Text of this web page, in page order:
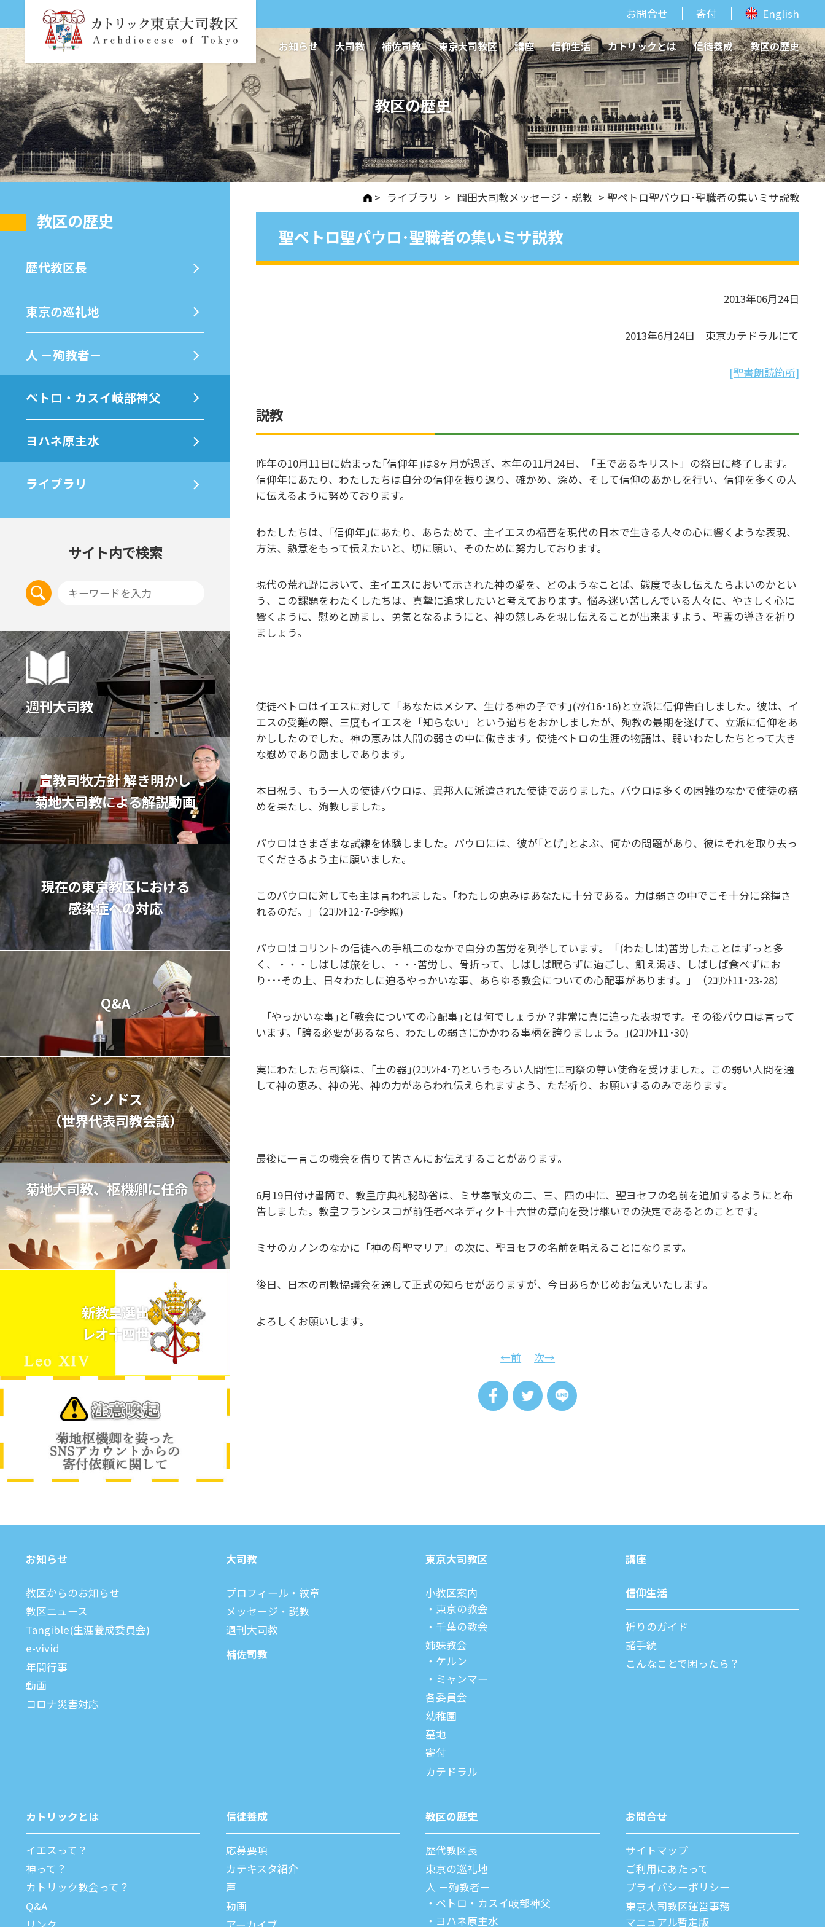
お問合せ 寄付 English
お知らせ 大司教 補佐司教 東京大司教区 講座 信仰生活 カトリックとは 信徒養成 教区の歴史
教区の歴史
> ライブラリ > 岡田大司教メッセージ・説教 > 聖ペトロ聖パウロ･聖職者の集いミサ説教
聖ペトロ聖パウロ･聖職者の集いミサ説教
2013年06月24日
2013年6月24日 東京カテドラルにて
[聖書朗読箇所]
説教
昨年の10月11日に始まった｢信仰年｣は8ヶ月が過ぎ、本年の11月24日、「王であるキリスト」の祭日に終了します。
信仰年にあたり、わたしたちは自分の信仰を振り返り、確かめ、深め、そして信仰のあかしを行い、信仰を多くの人
に伝えるように努めております。
わたしたちは、｢信仰年｣にあたり、あらためて、主イエスの福音を現代の日本で生きる人々の心に響くような表現、
方法、熱意をもって伝えたいと、切に願い、そのために努力しております。
現代の荒れ野において、主イエスにおいて示された神の愛を、どのようなことば、態度で表し伝えたらよいのかとい
う、この課題をわたくしたちは、真摯に追求したいと考えております。悩み迷い苦しんでいる人々に、やさしく心に
響くように、慰めと励まし、勇気となるようにと、神の慈しみを現し伝えることが出来ますよう、聖霊の導きを祈り
ましょう。
使徒ペトロはイエスに対して「あなたはメシア、生ける神の子です｣(ﾏﾀｲ16･16)と立派に信仰告白しました。彼は、イ
エスの受難の際、三度もイエスを「知らない」という過ちをおかしましたが、殉教の最期を遂げて、立派に信仰をあ
かししたのでした。神の恵みは人間の弱さの中に働きます。使徒ペトロの生涯の物語は、弱いわたしたちとって大き
な慰めであり励ましであります。
本日祝う、もう一人の使徒パウロは、異邦人に派遣された使徒でありました。パウロは多くの困難のなかで使徒の務
めを果たし、殉教しました。
パウロはさまざまな試練を体験しました。パウロには、彼が｢とげ｣とよぶ、何かの問題があり、彼はそれを取り去っ
てくださるよう主に願いました。
このパウロに対しても主は言われました。｢わたしの恵みはあなたに十分である。力は弱さの中でこそ十分に発揮さ
れるのだ。｣（2ｺﾘﾝﾄ12･7-9参照)
パウロはコリントの信徒への手紙二のなかで自分の苦労を列挙しています。「(わたしは)苦労したことはずっと多
く、・・・しばしば旅をし、・・･苦労し、骨折って、しばしば眠らずに過ごし、飢え渇き、しばしば食べずにお
り･･･その上、日々わたしに迫るやっかいな事、あらゆる教会についての心配事があります。」（2ｺﾘﾝﾄ11･23-28）
｢やっかいな事｣と｢教会についての心配事｣とは何でしょうか？非常に真に迫った表現です。その後パウロは言って
います。｢誇る必要があるなら、わたしの弱さにかかわる事柄を誇りましょう。｣(2ｺﾘﾝﾄ11･30)
実にわたしたち司祭は、｢土の器｣(2ｺﾘﾝﾄ4･7)というもろい人間性に司祭の尊い使命を受けました。この弱い人間を通
して神の恵み、神の光、神の力があらわれ伝えられますよう、ただ祈り、お願いするのみであります。
最後に一言この機会を借りて皆さんにお伝えすることがあります。
6月19日付け書簡で、教皇庁典礼秘跡省は、ミサ奉献文の二、三、四の中に、聖ヨセフの名前を追加するようにと布
告しました。教皇フランシスコが前任者ベネディクト十六世の意向を受け継いでの決定であるとのことです。
ミサのカノンのなかに「神の母聖マリア」の次に、聖ヨセフの名前を唱えることになります。
後日、日本の司教協議会を通して正式の知らせがありますが、今日あらかじめお伝えいたします。
よろしくお願いします。
←前 次→
教区の歴史
歴代教区⻑
東京の巡礼地
⼈ －殉教者－
ペトロ・カスイ岐部神父
ヨハネ原主水
ライブラリ
サイト内で検索
週刊大司教
宣教司牧⽅針 解き明かし
菊地⼤司教による解説動画
現在の東京教区における
感染症への対応
Q&A
シノドス
（世界代表司教会議）
菊地大司教、枢機卿に任命
新教皇選出
レオ十四世
お知らせ
教区からのお知らせ
教区ニュース
Tangible(生涯養成委員会)
e-vivid
年間⾏事
動画
コロナ災害対応
⼤司教
プロフィール・紋章
メッセージ・説教
週刊⼤司教
補佐司教
東京⼤司教区
⼩教区案内
東京の教会
千葉の教会
姉妹教会
ケルン
ミャンマー
各委員会
幼稚園
墓地
寄付
カテドラル
講座
信仰⽣活
祈りのガイド
諸⼿続
こんなことで困ったら？
カトリックとは
イエスって？
神って？
カトリック教会って？
Q&A
信徒養成
応募要項
カテキスタ紹介
声
動画
教区の歴史
歴代教区⻑
東京の巡礼地
⼈ －殉教者－
ペトロ・カスイ岐部神父
ヨハネ原主水
お問合せ
サイトマップ
ご利⽤にあたって
プライバシーポリシー
東京大司教区運営事務
マニュアル暫定版